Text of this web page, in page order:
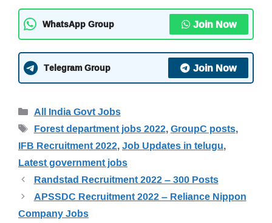
WhatsApp Group Join Now
Telegram Group Join Now
Categories
All India Govt Jobs
Tags
Forest department jobs 2022,GroupC posts,
IFB Recruitment 2022,Job Updates in telugu,
Latest government jobs
Randstad Recruitment 2022 – 300 Posts
APSSDC Recruitment 2022 – Reliance Nippon
Company Jobs